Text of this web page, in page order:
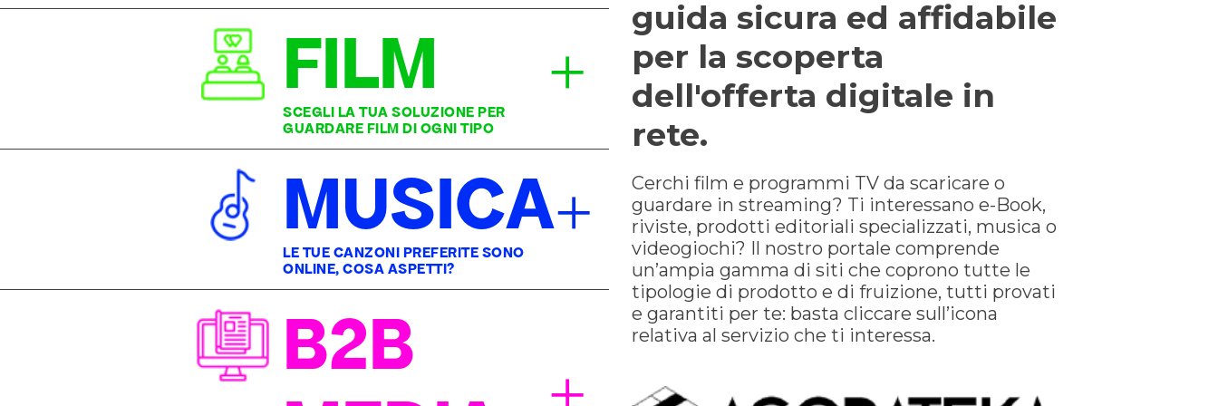
FILM
SCEGLI LA TUA SOLUZIONE PER
GUARDARE FILM DI OGNI TIPO
+
MUSICA
LE TUE CANZONI PREFERITE SONO
ONLINE, COSA ASPETTI?
+
B2B
guida sicura ed affidabile
per la scoperta
dell'offerta digitale in
rete.
Cerchi film e programmi TV da scaricare o
guardare in streaming? Ti interessano e-Book,
riviste, prodotti editoriali specializzati, musica o
videogiochi? Il nostro portale comprende
un’ampia gamma di siti che coprono tutte le
tipologie di prodotto e di fruizione, tutti provati
e garantiti per te: basta cliccare sull’icona
relativa al servizio che ti interessa.